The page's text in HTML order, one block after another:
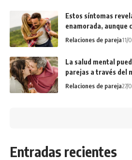
Estos síntomas
enamorada, aunque
Relaciones de pareja11/
La salud mental
parejas a través del
Relaciones de pareja27/
Entradas recientes